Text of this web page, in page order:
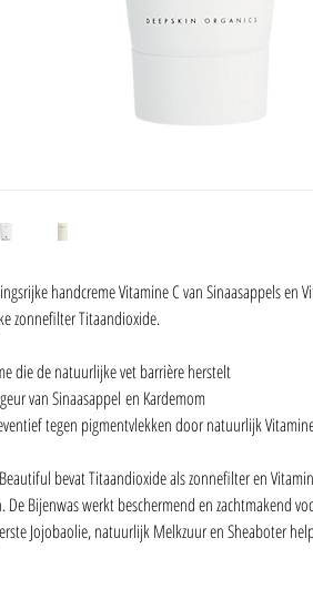
handcreme Vitamine C van Sinaasappels en
zonnefilter Titaandioxide.
die de natuurlijke vet barrière herstelt
van Sinaasappel en Kardemom
tegen pigmentvlekken door natuurlijk
bevat Titaandioxide als zonnefilter en
De Bijenwas werkt beschermend en zachtmakend
Jojobaolie, natuurlijk Melkzuur en Sheaboter